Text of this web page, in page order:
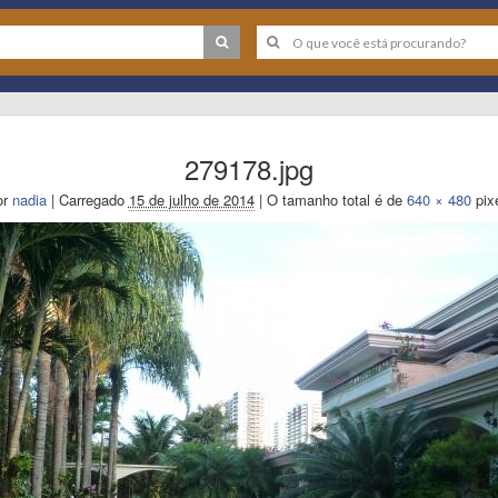
279178.jpg
nadia | Carregado 15 de julho de 2014 |O tamanho total é de 640 × 480